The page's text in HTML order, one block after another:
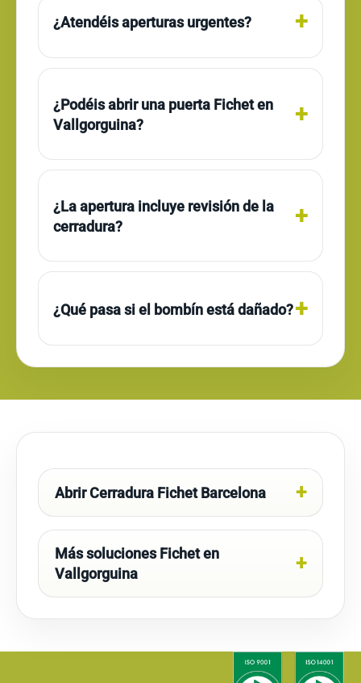
¿Atendéis aperturas urgentes?
¿Podéis abrir una puerta Fichet en
Vallgorguina?
¿La apertura incluye revisión de la
cerradura?
¿Qué pasa si el bombín está dañado?
Abrir Cerradura Fichet Barcelona
Más soluciones Fichet en
Vallgorguina